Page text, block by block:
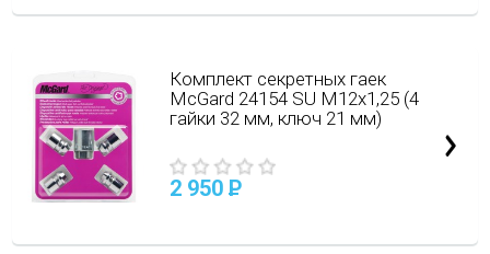
Комплект секретных гаек
McGard 24154 SU M12х1,25 (4
гайки 32 мм, ключ 21 мм)
2 950 P